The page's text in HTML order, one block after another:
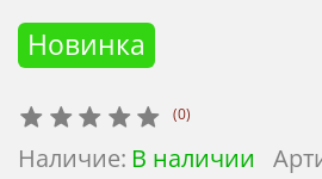
(0)
Наличие: В наличии
Новинка